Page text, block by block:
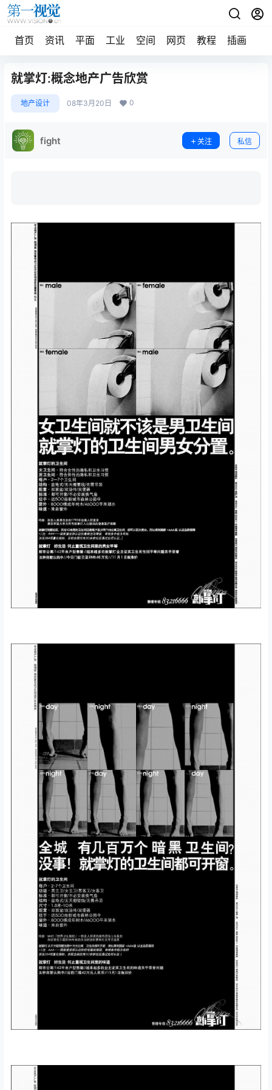
首页 资讯 平面 工业 空间 网页 教程 插画
就掌灯:概念地产广告欣赏
地产设计 08年3月20日 0
fight 关注 私信